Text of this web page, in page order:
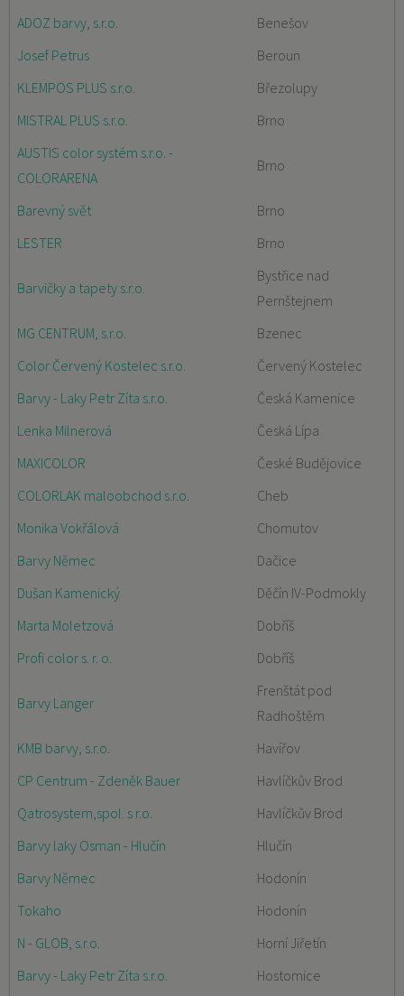
ADOZ barvy, s.r.o.
Benešov
Josef Petrus
Beroun
KLEMPOS PLUS s.r.o.
Březolupy
MISTRAL PLUS s.r.o.
Brno
AUSTIS color systém s.r.o. -
COLORARENA
Brno
Barevný svět
Brno
LESTER
Brno
Barvičky a tapety s.r.o.
Bystřice nad
Pernštejnem
MG CENTRUM, s.r.o.
Bzenec
Color Červený Kostelec s.r.o.
Červený Kostelec
Barvy - Laky Petr Zíta s.r.o.
Česká Kamenice
Lenka Milnerová
Česká Lípa
MAXICOLOR
České Budějovice
COLORLAK maloobchod s.r.o.
Cheb
Monika Vokřálová
Chomutov
Barvy Němec
Dačice
Dušan Kamenický
Děčín IV-Podmokly
Marta Moletzová
Dobříš
Profi color s. r. o.
Dobříš
Barvy Langer
Frenštát pod
Radhoštěm
KMB barvy, s.r.o.
Havířov
CP Centrum - Zdeněk Bauer
Havlíčkův Brod
Qatrosystem,spol. s r.o.
Havlíčkův Brod
Barvy laky Osman - Hlučín
Hlučín
Barvy Němec
Hodonín
Tokaho
Hodonín
N - GLOB, s.r.o.
Horní Jiřetín
Barvy - Laky Petr Zíta s.r.o.
Hostomice